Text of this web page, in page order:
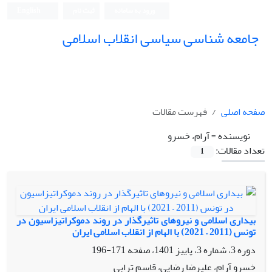
جامعه شناسی سیاسی انقلاب اسلامی
صفحه اصلی
فهرست مقالات
نویسنده =آرام، خسرو
تعداد مقالات:
1
بیداری اسلامی و نیروهای تاثیرگذار در روند دموکراتیزاسیون در
تونس (2011 – 2021) با الهام از انقلاب اسلامی ایران
دوره 3، شماره 3، پاییز 1401، صفحه
171-196
خسرو آرام، علیرضا رضایی، قاسم ترابی